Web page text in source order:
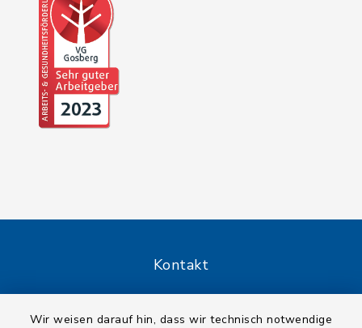
Wir weisen darauf hin, dass wir technisch notwendige
Kontakt